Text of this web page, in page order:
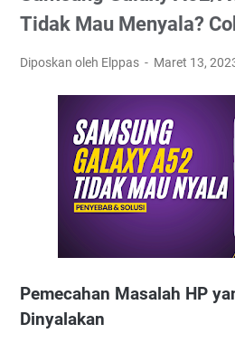
Tidak Mau Menyala?
Diposkan oleh Elppas Maret 13,
Pemecahan Masalah HP
Dinyalakan